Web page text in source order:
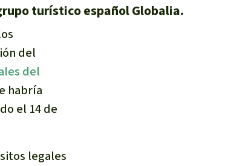
turístico español Globalia.
del
del
habría
el 14 de
legales